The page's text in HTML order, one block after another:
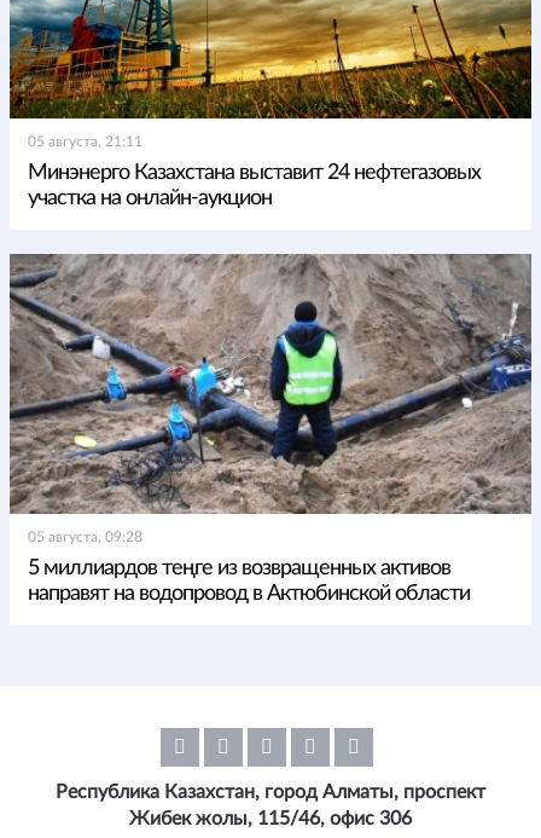
05 августа, 21:11
Минэнерго Казахстана выставит 24 нефтегазовых
участка на онлайн-аукцион
05 августа, 09:28
5 миллиардов теңге из возвращенных активов
направят на водопровод в Актюбинской области
Республика Казахстан, город Алматы, проспект
Жибек жолы, 115/46, офис 306